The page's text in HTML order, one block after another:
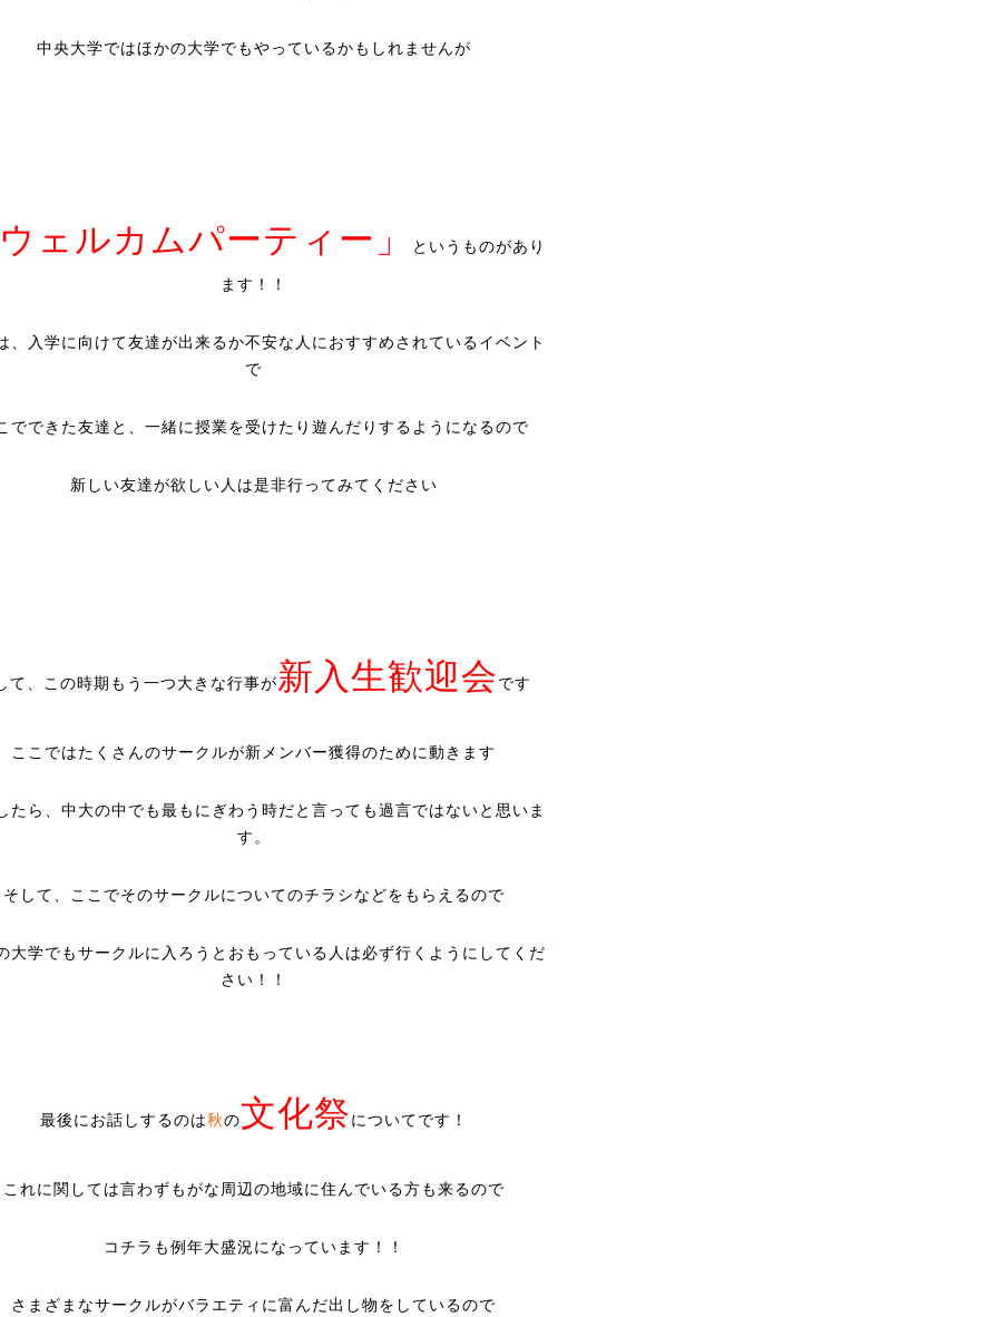
中央大学ではほかの大学でもやっているかもしれませんが
ェルカムパーティー」 というものがあり
ます！！
、入学に向けて友達が出来るか不安な人におすすめされているイベント
で
でできた友達と、一緒に授業を受けたり遊んだりするようになるので
新しい友達が欲しい人は是非行ってみてください
て、この時期もう一つ大きな行事が新入生歓迎会です
ここではたくさんのサークルが新メンバー獲得のために動きます
たら、中大の中でも最もにぎわう時だと言っても過言ではないと思いま
す。
そして、ここでそのサークルについてのチラシなどをもらえるので
大学でもサークルに入ろうとおもっている人は必ず行くようにしてくだ
さい！！
最後にお話しするのは秋の文化祭についてです！
これに関しては言わずもがな周辺の地域に住んでいる方も来るので
コチラも例年大盛況になっています！！
さまざまなサークルがバラエティに富んだ出し物をしているので